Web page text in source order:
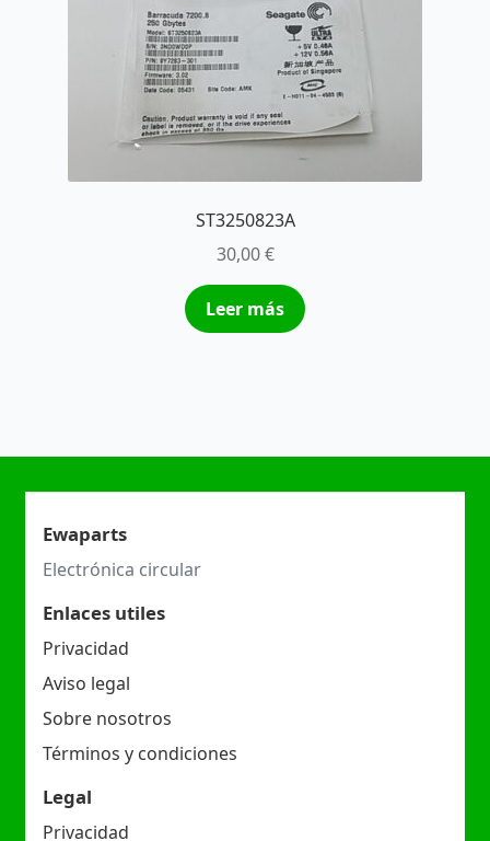
ST3250823A
30,00€
Leer más
Ewaparts
Electrónica circular
Enlaces utiles
Privacidad
Aviso legal
Sobre nosotros
Términos y condiciones
Legal
Privacidad